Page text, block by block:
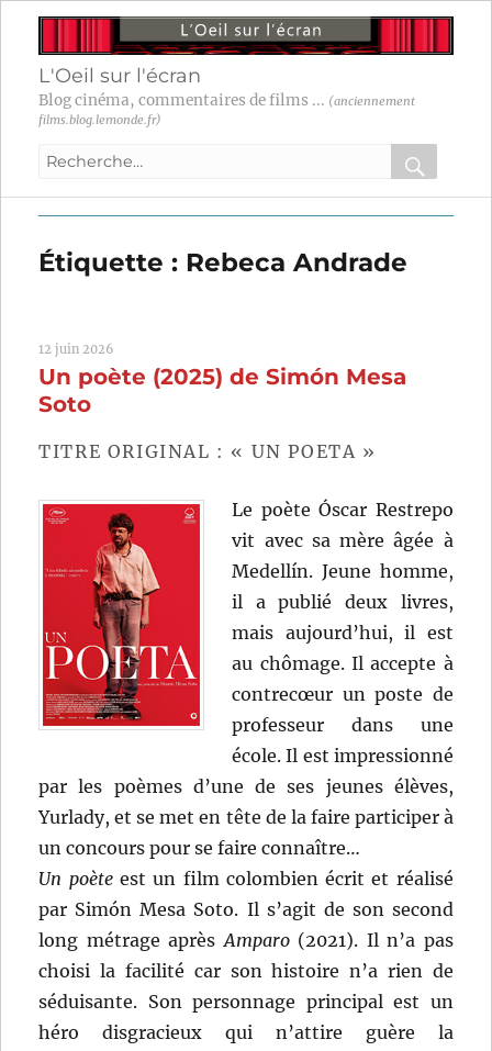
L'Oeil sur l'écran
Blog cinéma, commentaires de films ... (anciennement
films.blog.lemonde.fr)
Recherche
:
OK
Étiquette : Rebeca Andrade
12 juin 2026
Un poète (2025) de Simón Mesa
Soto
TITRE ORIGINAL : « UN POETA »
Le poète Óscar Restrepo
vit avec sa mère âgée à
Medellín. Jeune homme,
il a publié deux livres,
mais aujourd’hui, il est
au chômage. Il accepte à
contrecœur un poste de
professeur dans une
école. Il est impressionné
par les poèmes d’une de ses jeunes élèves,
Yurlady, et se met en tête de la faire participer à
un concours pour se faire connaître…
Un poèteest un film colombien écrit et réalisé
par Simón Mesa Soto. Il s’agit de son second
long métrage aprèsAmparo (2021). Il n’a pas
choisi la facilité car son histoire n’a rien de
séduisante. Son personnage principal est un
héro disgracieux qui n’attire guère la